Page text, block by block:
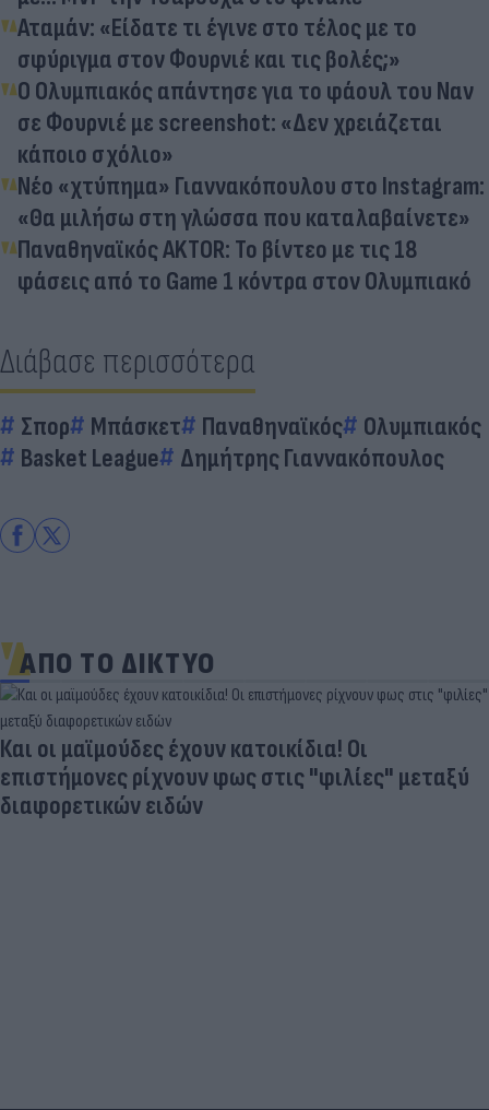
Αταμάν: «Είδατε τι έγινε στο τέλος με το
σφύριγμα στον Φουρνιέ και τις βολές;»
Ο Ολυμπιακός απάντησε για το φάουλ του Ναν
σε Φουρνιέ με screenshot: «Δεν χρειάζεται
κάποιο σχόλιο»
Νέο «χτύπημα» Γιαννακόπουλου στο Instagram:
«Θα μιλήσω στη γλώσσα που καταλαβαίνετε»
Παναθηναϊκός AKTOR: Το βίντεο με τις 18
φάσεις από το Game 1 κόντρα στον Ολυμπιακό
Διάβασε περισσότερα
Σπορ Μπάσκετ Παναθηναϊκός
Ολυμπιακός
Basket League
Δημήτρης Γιαννακόπουλος
ΑΠΟ ΤΟ ΔΙΚΤΥΟ
Και οι μαϊμούδες έχουν κατοικίδια! Οι
επιστήμονες ρίχνουν φως στις "φιλίες" μεταξύ
διαφορετικών ειδών